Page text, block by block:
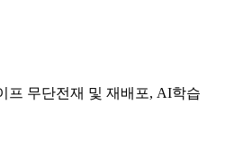
무단전재 및 재배포, AI학습